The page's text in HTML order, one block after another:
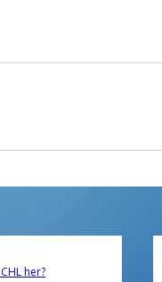
her?